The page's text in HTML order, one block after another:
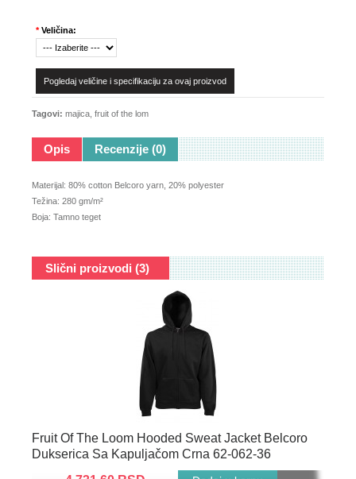
* Veličina:
Pogledaj veličine i specifikaciju za ovaj proizvod
Tagovi: majica fruit of the lom
Opis Recenzije (0)
Materijal: 80% cotton Belcoro yarn, 20% polyester
Težina: 280 gm/m²
Boja: Tamno teget
Slični proizvodi (3)
Fruit Of The Loom Hooded Sweat Jacket Belcoro
Dukserica Sa Kapuljačom Crna 62-062-36